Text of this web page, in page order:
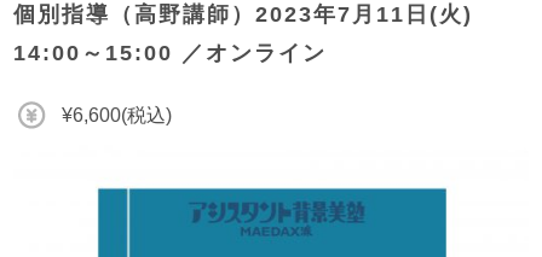
個別指導（高野講師）2023年7月11日(火)
14:00～15:00 ／オンライン
¥6,600(税込)